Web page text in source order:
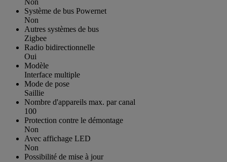
Non
Système de bus Powernet
Non
Autres systèmes de bus
Zigbee
Radio bidirectionnelle
Oui
Modèle
Interface multiple
Mode de pose
Saillie
Nombre d'appareils max. par canal
100
Protection contre le démontage
Non
Avec affichage LED
Non
Possibilité de mise à jour